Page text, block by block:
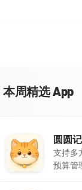
本周精选 App
圆圆
支持多
预算管